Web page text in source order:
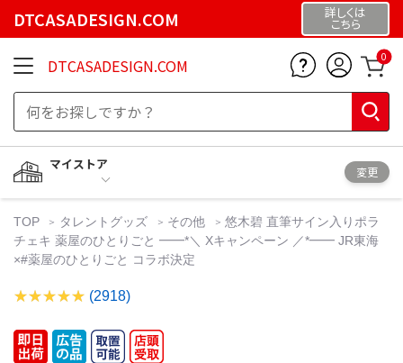
DTCASADESIGN.COM 詳しくは
こちら
DTCASADESIGN.COM 0
マイストア
変更
TOP タレントグッズ その他
悠木碧 直筆サイン入りポラ
チェキ 薬屋のひとりごと ━━*＼ Xキャンペーン ／*━━ JR東海
×#薬屋のひとりごと コラボ決定
(2918)